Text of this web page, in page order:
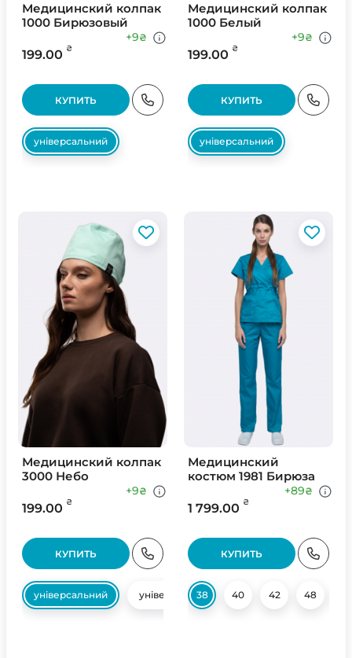
Медицинский колпак
1000 Бирюзовый
199.00 ₴
+9₴
КУПИТЬ
універсальний
Медицинский колпак
1000 Белый
199.00 ₴
+9₴
КУПИТЬ
універсальний
Медицинский колпак
3000 Небо
199.00 ₴
+9₴
КУПИТЬ
універсальний універсальний
Медицинский
костюм 1981 Бирюза
1 799.00 ₴
+89₴
КУПИТЬ
38 40 42 48